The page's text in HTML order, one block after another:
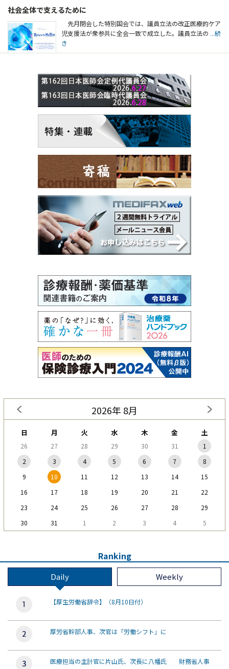
社会全体で支えるために
先月閉会した特別国会では、議員立法の改正医療的ケア
児支援法が衆参共に全会一致で成立した。議員立法の ...続
き
2026年 8月
日 月 火 水 木 金 土
26 27 28 29 30 31
1
2
3 4 5 6 7
8
9
10 11 12 13 14
15
16
17 18 19 20 21
22
23
24 25 26 27 28
29
30
31 1 2 3 4 5
Ranking
Daily Weekly
【厚生労働省辞令】（8月10日付）
厚労省幹部人事、次官は「労働シフト」に
医療担当の主計官に片山氏、次長に八幡氏 財務省人事